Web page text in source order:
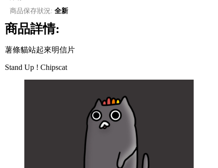
商品保存狀況: 全新
商品詳情:
薯條貓站起來明信片
Stand Up ! Chipscat